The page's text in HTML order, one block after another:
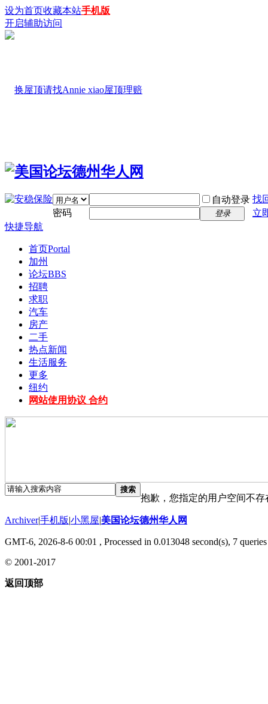
设为首页收藏本站手机版
开启辅助访问
自动登录 找
密码
登录
立
快捷导航
首页Portal
加州
论坛BBS
招聘
求职
汽车
房产
二手
热点新闻
生活服务
更多
纽约
网站使用协议 合约
搜索
抱歉，您指定的用户空间不存
Archiver|手机版|小黑屋|美国论坛德州华人网
GMT-6, 2026-8-6 00:01 , Processed in 0.013048 second(s), 7
© 2001-2017
返回顶部